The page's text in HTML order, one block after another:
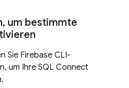
, um bestimmte
Sie Firebase CLI-
um Ihre SQL Connect